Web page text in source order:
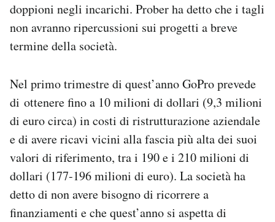
doppioni negli incarichi. Prober ha detto che i tagli
non avranno ripercussioni sui progetti a breve
termine della società.
Nel primo trimestre di quest’anno GoPro prevede
di ottenere fino a 10 milioni di dollari (9,3 milioni
di euro circa) in costi di ristrutturazione aziendale
e di avere ricavi vicini alla fascia più alta dei suoi
valori di riferimento, tra i 190 e i 210 milioni di
dollari (177-196 milioni di euro). La società ha
detto di non avere bisogno di ricorrere a
finanziamenti e che quest’anno si aspetta di